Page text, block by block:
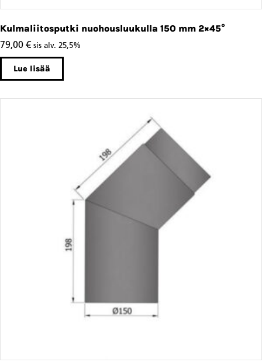
Kulmaliitosputki nuohousluukulla 150 mm 2×45°
79,00 € sis alv. 25,5%
Lue lisää